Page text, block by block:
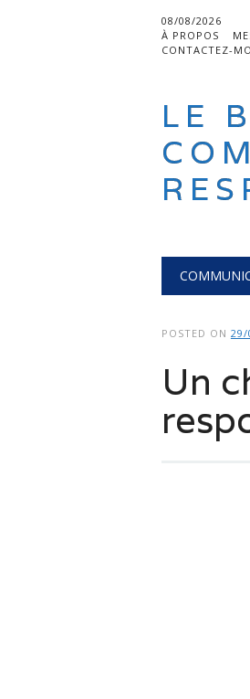
08/08/2026
À PROPOS
CONTACTEZ-
LE
POSTED ON 29/
Un